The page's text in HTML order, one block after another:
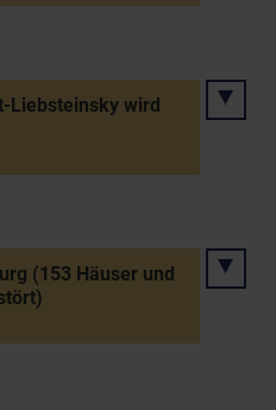
Liebsteinsky wird
(153 Häuser und